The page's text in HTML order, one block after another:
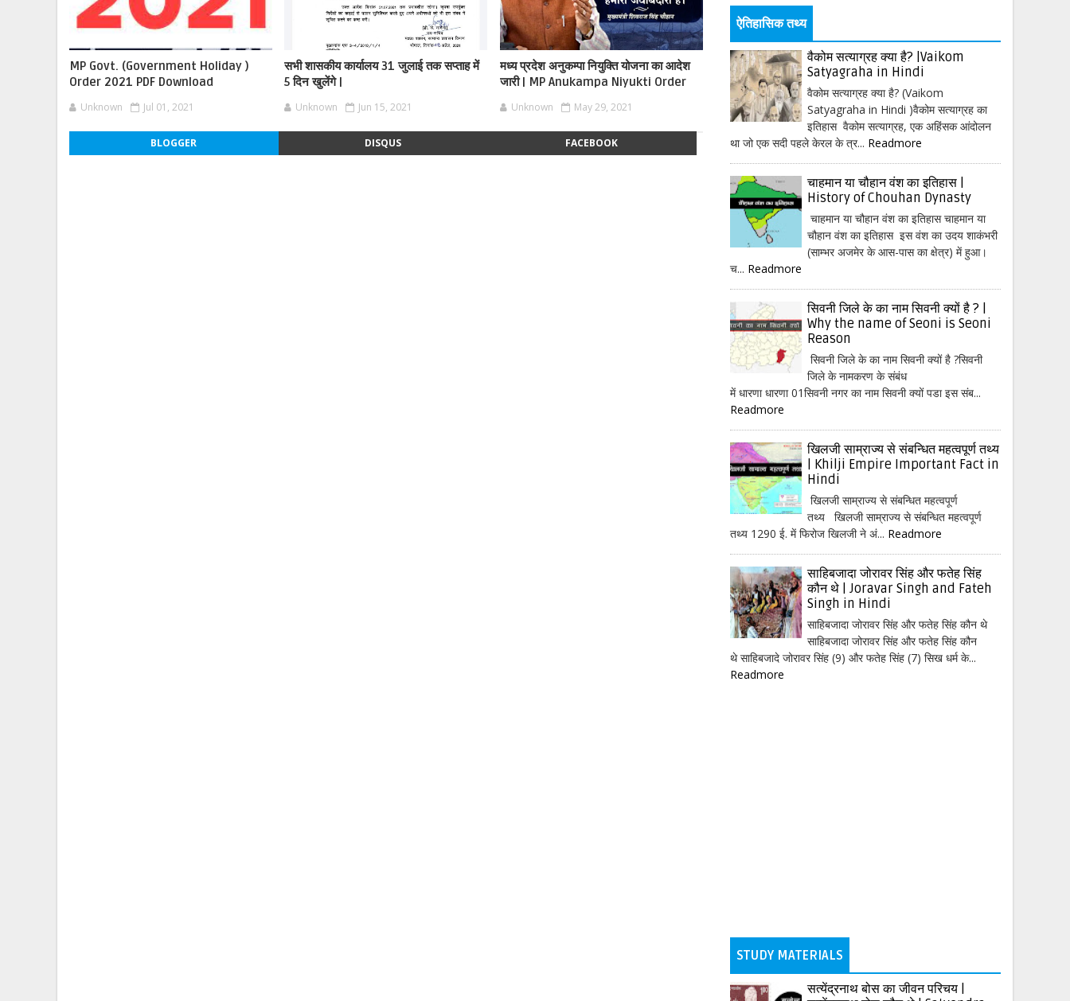
MP Govt. (Government Holiday )
Order 2021 PDF Download
Unknown Jul 01, 2021
सभी शासकीय कार्यालय 31 जुलाई तक सप्ताह में
5 दिन खुलेंगे |
Unknown Jun 15, 2021
मध्य प्रदेश अनुकम्पा नियुक्ति योजना का आदेश
जारी | MP Anukampa Niyukti Order
Unknown May 29, 2021
BLOGGER DISQUS FACEBOOK
ऐतिहासिक तथ्य
वैकोम सत्याग्रह क्या है? |Vaikom
Satyagraha in Hindi
वैकोम सत्याग्रह क्या है? (Vaikom
Satyagraha in Hindi )वैकोम सत्याग्रह का
इतिहास वैकोम सत्याग्रह, एक अहिंसक आंदोलन
था जो एक सदी पहले केरल के त्र... Readmore
चाहमान या चौहान वंश का इतिहास |
History of Chouhan Dynasty
चाहमान या चौहान वंश का इतिहास चाहमान या
चौहान वंश का इतिहास इस वंश का उदय शाकंभरी
(साम्भर अजमेर के आस-पास का क्षेत्र) में हुआ।
च... Readmore
सिवनी जिले के का नाम सिवनी क्यों है ? |
Why the name of Seoni is Seoni
Reason
सिवनी जिले के का नाम सिवनी क्यों है ?सिवनी
जिले के नामकरण के संबंध
में धारणा धारणा 01सिवनी नगर का नाम सिवनी क्यों पडा इस संब...
Readmore
खिलजी साम्राज्य से संबन्धित महत्वपूर्ण तथ्य
| Khilji Empire Important Fact in
Hindi
खिलजी साम्राज्य से संबन्धित महत्वपूर्ण
तथ्य खिलजी साम्राज्य से संबन्धित महत्वपूर्ण
तथ्य 1290 ई. में फिरोज खिलजी ने अं... Readmore
साहिबजादा जोरावर सिंह और फतेह सिंह
कौन थे | Joravar Singh and Fateh
Singh in Hindi
साहिबजादा जोरावर सिंह और फतेह सिंह कौन थे
साहिबजादा जोरावर सिंह और फतेह सिंह कौन
थे साहिबजादे जोरावर सिंह (9) और फतेह सिंह (7) सिख धर्म के...
Readmore
STUDY MATERIALS
सत्येंद्रनाथ बोस का जीवन परिचय |